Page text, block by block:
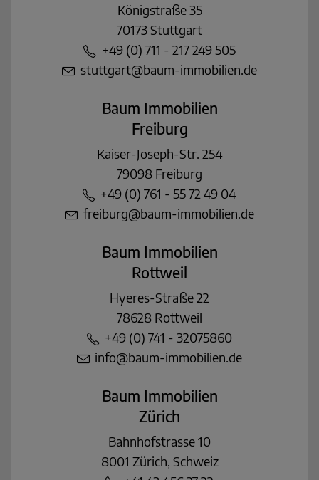
Königstraße 35
70173 Stuttgart
+49 (0) 711 - 217 249 505
stuttgart@baum-immobilien.de
Baum Immobilien
Freiburg
Kaiser-Joseph-Str. 254
79098 Freiburg
+49 (0) 761 - 55 72 49 04
freiburg@baum-immobilien.de
Baum Immobilien
Rottweil
Hyeres-Straße 22
78628 Rottweil
+49 (0) 741 - 32075860
info@baum-immobilien.de
Baum Immobilien
Zürich
Bahnhofstrasse 10
8001 Zürich, Schweiz